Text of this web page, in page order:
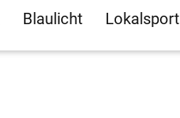
Blaulicht Lokalsport